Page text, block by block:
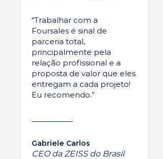
“Trabalhar com a
Foursales é sinal de
parceria total,
principalmente pela
relação profissional e a
proposta de valor que eles
entregam a cada projeto!
Eu recomendo.”
Gabriele Carlos
CEO da ZEISS do Brasil